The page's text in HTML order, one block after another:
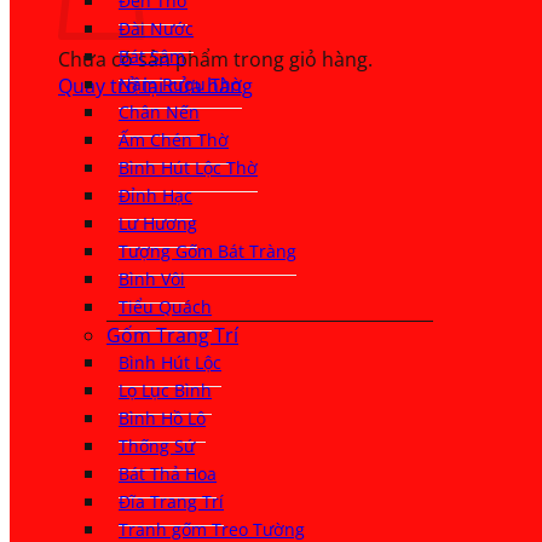
Chưa có sản phẩm trong giỏ hàng.
Quay trở lại cửa hàng
Đài Nước
Bát Sâm
Nậm Rượu Thờ
Chân Nến
Ấm Chén Thờ
Bình Hút Lộc Thờ
Đỉnh Hạc
Lư Hương
Tượng Gốm Bát Tràng
Bình Vôi
Tiểu Quách
Gốm Trang Trí
Bình Hút Lộc
Lọ Lục Bình
Bình Hồ Lô
Thống Sứ
Bát Thả Hoa
Đĩa Trang Trí
Tranh gốm Treo Tường